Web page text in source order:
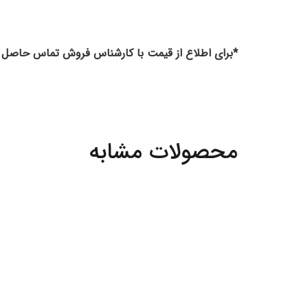
*برای اطلاع از قیمت با کارشناس فروش تماس حاصل
محصولات مشابه